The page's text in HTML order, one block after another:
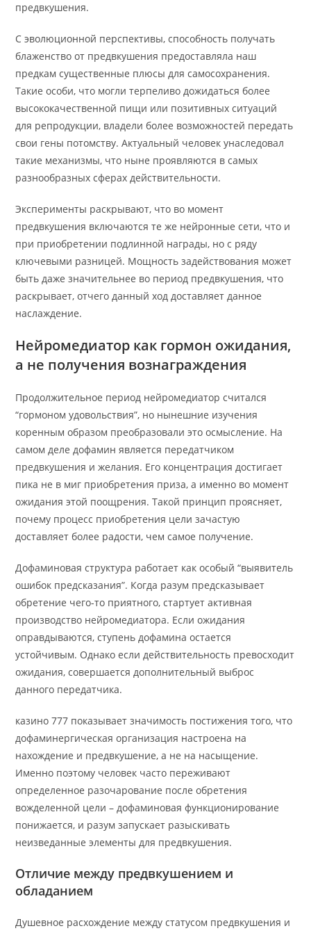
предвкушения.
С эволюционной перспективы, способность получать
блаженство от предвкушения предоставляла наш
предкам существенные плюсы для самосохранения.
Такие особи, что могли терпеливо дожидаться более
высококачественной пищи или позитивных ситуаций
для репродукции, владели более возможностей передать
свои гены потомству. Актуальный человек унаследовал
такие механизмы, что ныне проявляются в самых
разнообразных сферах действительности.
Эксперименты раскрывают, что во момент
предвкушения включаются те же нейронные сети, что и
при приобретении подлинной награды, но с ряду
ключевыми разницей. Мощность задействования может
быть даже значительнее во период предвкушения, что
раскрывает, отчего данный ход доставляет данное
наслаждение.
Нейромедиатор как гормон ожидания,
а не получения вознаграждения
Продолжительное период нейромедиатор считался
“гормоном удовольствия”, но нынешние изучения
коренным образом преобразовали это осмысление. На
самом деле дофамин является передатчиком
предвкушения и желания. Его концентрация достигает
пика не в миг приобретения приза, а именно во момент
ожидания этой поощрения. Такой принцип проясняет,
почему процесс приобретения цели зачастую
доставляет более радости, чем самое получение.
Дофаминовая структура работает как особый “выявитель
ошибок предсказания”. Когда разум предсказывает
обретение чего-то приятного, стартует активная
производство нейромедиатора. Если ожидания
оправдываются, ступень дофамина остается
устойчивым. Однако если действительность превосходит
ожидания, совершается дополнительный выброс
данного передатчика.
казино 777 показывает значимость постижения того, что
дофаминергическая организация настроена на
нахождение и предвкушение, а не на насыщение.
Именно поэтому человек часто переживают
определенное разочарование после обретения
вожделенной цели – дофаминовая функционирование
понижается, и разум запускает разыскивать
неизведанные элементы для предвкушения.
Отличие между предвкушением и
обладанием
Душевное расхождение между статусом предвкушения и